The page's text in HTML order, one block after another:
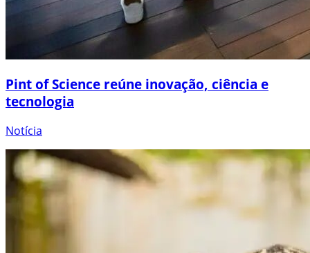
Pint of Science reúne inovação, ciência e
tecnologia
Notícia